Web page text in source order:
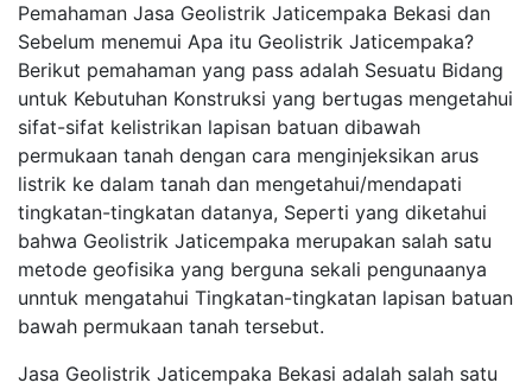
Pemahaman Jasa Geolistrik Jaticempaka Bekasi dan
Sebelum menemui Apa itu Geolistrik Jaticempaka?
Berikut pemahaman yang pass adalah Sesuatu Bidang
untuk Kebutuhan Konstruksi yang bertugas mengetahui
sifat-sifat kelistrikan lapisan batuan dibawah
permukaan tanah dengan cara menginjeksikan arus
listrik ke dalam tanah dan mengetahui/mendapati
tingkatan-tingkatan datanya, Seperti yang diketahui
bahwa Geolistrik Jaticempaka merupakan salah satu
metode geofisika yang berguna sekali pengunaanya
unntuk mengatahui Tingkatan-tingkatan lapisan batuan
bawah permukaan tanah tersebut.
Jasa Geolistrik Jaticempaka Bekasi adalah salah satu